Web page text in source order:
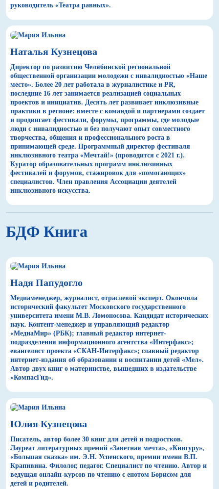
руководитель «Театра равных».
Наталья Кузнецова
Директор по развитию Челябинской региональной
общественной организации молодежи с инвалидностью «Наше
место». Более 20 лет работала в журналистике и PR,
последние 16 лет занимается реализацией социальных
проектов и инициатив. Десять лет развивает инклюзивные
практики в регионе: вместе с командой и партнерами создает
и продвигает фестивали, форумы, программы, где молодые
люди с инвалидностью и без получают опыт совместного
творчества, общения и профессионального роста в
принимающей среде. Программный директор фестиваля
инклюзивного театра «Мечтай!» (проводится с 2021 г.).
Куратор образовательных программ инклюзивных
фестивалей и форумов, стажировок для «помогающих»
специалистов. Член правления Ассоциации деятелей
инклюзивного искусства.
БДФ Книга
Надя Папудогло
Медиаменеджер, журналист, отраслевой эксперт. Окончила
исторический факультет Московского государственного
университета имени М.В. Ломоносова. Кандидат исторических
наук. Контент-менеджер и управляющий редактор
«МедиаМир» (РБК); главный редактор интернет-
подразделения информационного агентства «Интерфакс»;
евангелист проекта «СКАН-Интерфакс»; главный редактор
интернет-издания об образовании и воспитании детей «Мел».
Автор двух книг о материнстве, вышедших в издательстве
«КомпасГид».
Юлия Кузнецова
Писатель, автор более 30 книг для детей и подростков.
Лауреат литературных премий «Заветная мечта», «Книгуру»,
«Большая сказка» им. Э.Н. Успенского, премии имени В.П.
Крапивина. Филолог, педагог. Специалист по чтению. Автор и
ведущая онлайн-курсов по чтению с енотом Борисом для
детей и родителей.